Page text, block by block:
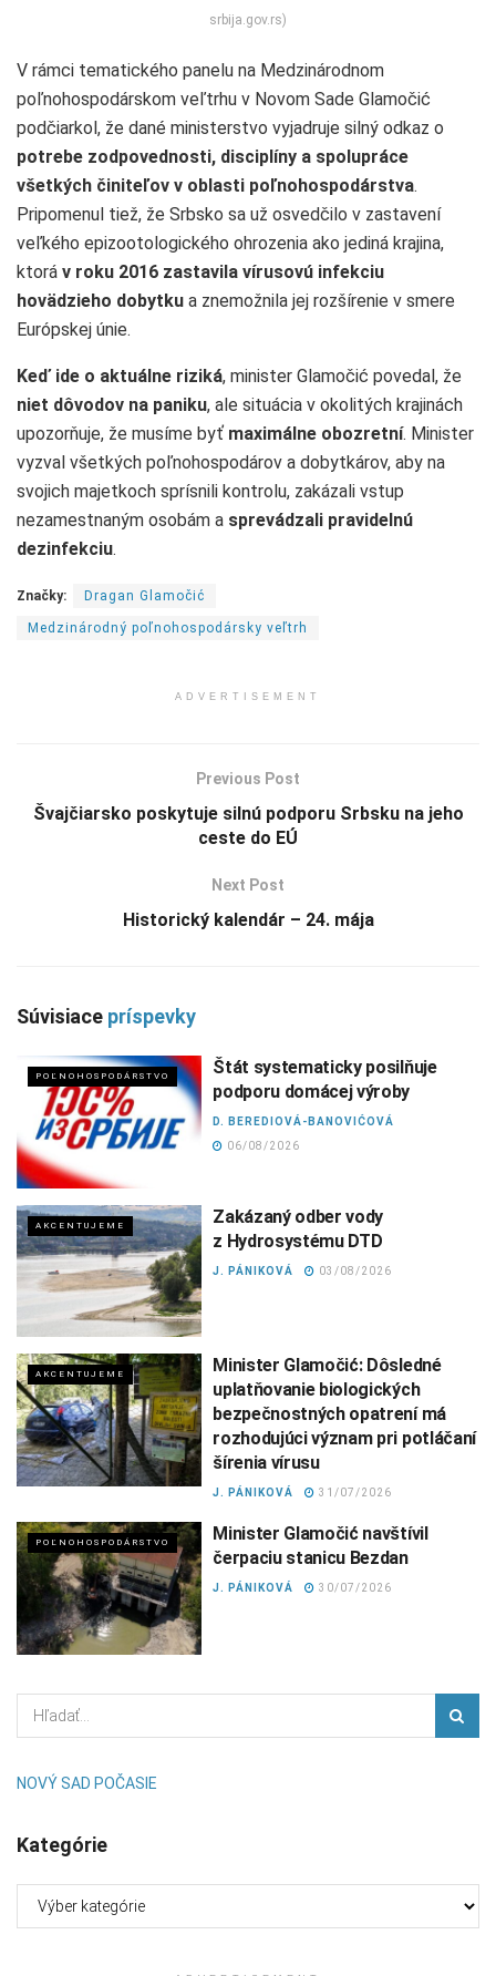
srbija.gov.rs)
V rámci tematického panelu na Medzinárodnom
poľnohospodárskom veľtrhu v Novom Sade Glamočić
podčiarkol, že dané ministerstvo vyjadruje silný odkaz o
potrebe zodpovednosti, disciplíny a spolupráce
všetkých činiteľov v oblasti poľnohospodárstva.
Pripomenul tiež, že Srbsko sa už osvedčilo v zastavení
veľkého epizootologického ohrozenia ako jediná krajina,
ktorá v roku 2016 zastavila vírusovú infekciu
hovädzieho dobytku a znemožnila jej rozšírenie v smere
Európskej únie.
Keď ide o aktuálne riziká, minister Glamočić povedal, že
niet dôvodov na paniku, ale situácia v okolitých krajinách
upozorňuje, že musíme byť maximálne obozretní. Minister
vyzval všetkých poľnohospodárov a dobytkárov, aby na
svojich majetkoch sprísnili kontrolu, zakázali vstup
nezamestnaným osobám a sprevádzali pravidelnú
dezinfekciu.
Značky: Dragan Glamočić
Medzinárodný poľnohospodársky veľtrh
ADVERTISEMENT
Previous Post
Švajčiarsko poskytuje silnú podporu Srbsku na jeho
ceste do EÚ
Next Post
Historický kalendár – 24. mája
Súvisiace príspevky
POĽNOHOSPODÁRSTVO
Štát systematicky posilňuje
podporu domácej výroby
D. BEREDIOVÁ-BANOVIĆOVÁ
06/08/2026
AKCENTUJEME
Zakázaný odber vody
z Hydrosystému DTD
J. PÁNIKOVÁ 03/08/2026
AKCENTUJEME
Minister Glamočić: Dôsledné
uplatňovanie biologických
bezpečnostných opatrení má
rozhodujúci význam pri potláčaní
šírenia vírusu
J. PÁNIKOVÁ 31/07/2026
POĽNOHOSPODÁRSTVO
Minister Glamočić navštívil
čerpaciu stanicu Bezdan
J. PÁNIKOVÁ 30/07/2026
NOVÝ SAD POČASIE
Kategórie